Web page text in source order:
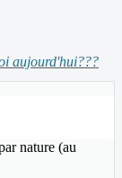
aujourd'hui???
nature (au